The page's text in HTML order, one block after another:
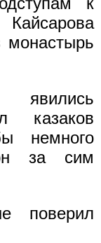
монастырь
казаков
немного
за сим
поверил